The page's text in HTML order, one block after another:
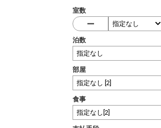
室数
泊数
部屋
食事